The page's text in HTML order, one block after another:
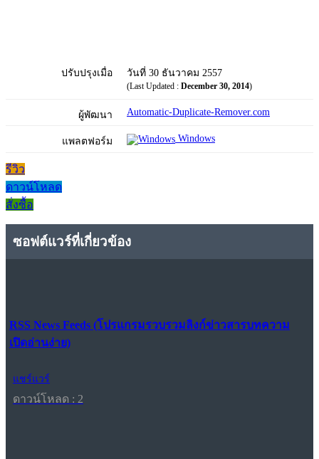
ปรับปรุงเมื่อ วันที่ 30 ธันวาคม 2557
(Last Updated : December 30, 2014)
ผู้พัฒนา Automatic-Duplicate-Remover.com
แพลตฟอร์ม Windows
รีวิว
ดาวน์โหลด
สั่งซื้อ
ซอฟต์แวร์ที่เกี่ยวข้อง
RSS News Feeds (โปรแกรมรวบรวมลิงก์ข่าวสารบทความ
เปิดอ่านง่าย)
แชร์แวร์
ดาวน์โหลด : 2